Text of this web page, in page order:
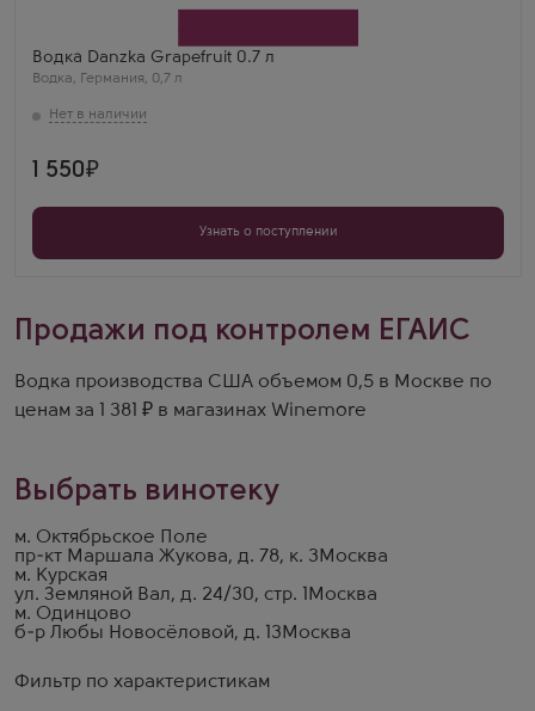
Фильтр по характеристикам
Водка Danzka Grapefruit 0.7 л
Водка, Германия, 0,7 л
1 550
Узнать о поступлении
Продажи под контролем ЕГАИС
Водка производства США объемом 0,5 в Москве по
ценам за 1 381 ₽ в магазинах Winemore
Выбрать винотеку
м. Октябрьское Поле
пр-кт Маршала Жукова, д. 78, к. 3 Москва
м. Курская
ул. Земляной Вал, д. 24/30, стр. 1
Москва
м. Одинцово
б-р Любы Новосёловой, д. 13 Москва